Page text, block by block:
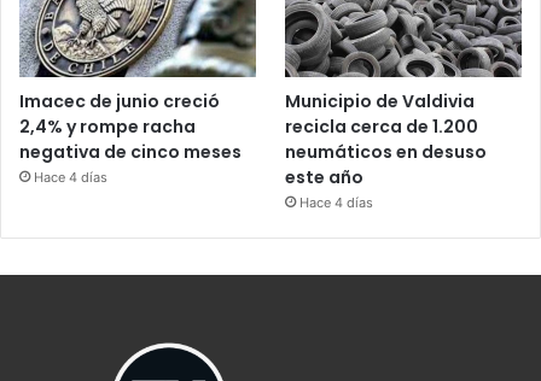
Imacec de junio creció
2,4% y rompe racha
negativa de cinco meses
Hace 4 días
Municipio de Valdivia
recicla cerca de 1.200
neumáticos en desuso
este año
Hace 4 días